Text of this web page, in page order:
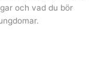
och vad du bör